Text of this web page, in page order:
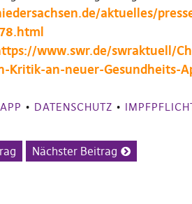
aktuelles/
www.swr.de/swraktuell/
Kritik-an-neuer-Gesundheits-
APP • DATENSCHUTZ •
Nächster Beitrag